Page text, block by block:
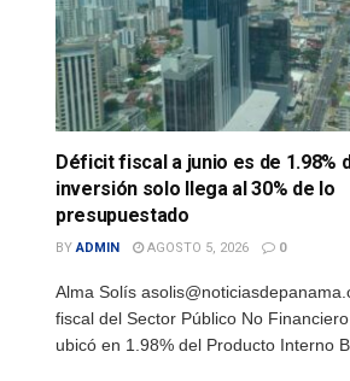
Déficit fiscal a junio es de 1.98%
inversión solo llega al 30% de lo
presupuestado
BY ADMIN AGOSTO 5, 2026 0
Alma Solís
fiscal del Sector Público No
ubicó en 1.98% del Producto Interno